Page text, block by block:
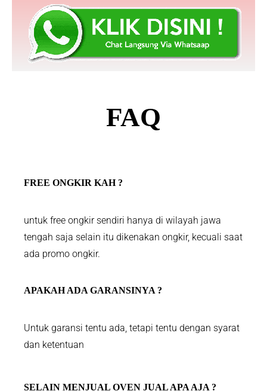
FAQ
FREE ONGKIR KAH ?
untuk free ongkir sendiri hanya di wilayah jawa
tengah saja selain itu dikenakan ongkir, kecuali saat
ada promo ongkir.
APAKAH ADA GARANSINYA ?
Untuk garansi tentu ada, tetapi tentu dengan syarat
dan ketentuan
SELAIN MENJUAL OVEN JUAL APA AJA ?